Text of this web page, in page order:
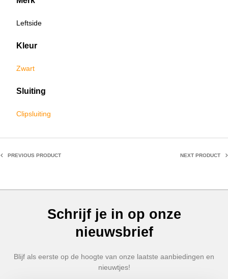
Leftside
Kleur
Zwart
Sluiting
Clipsluiting
PREVIOUS PRODUCT NEXT PRODUCT
Schrijf je in op onze
nieuwsbrief
Blijf als eerste op de hoogte van onze laatste aanbiedingen en
nieuwtjes!